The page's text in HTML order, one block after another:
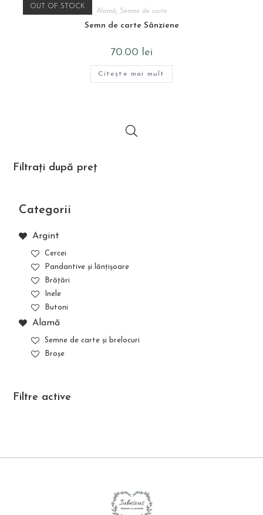
OUT OF STOCK
Alamă Semne de carte
Semn de carte Sânziene
70.00 lei
Citește mai mult
Filtrați după preț
Categorii
Argint
Cercei
Pandantive și lănțișoare
Brățări
Inele
Butoni
Alamă
Semne de carte și brelocuri
Broșe
Filtre active